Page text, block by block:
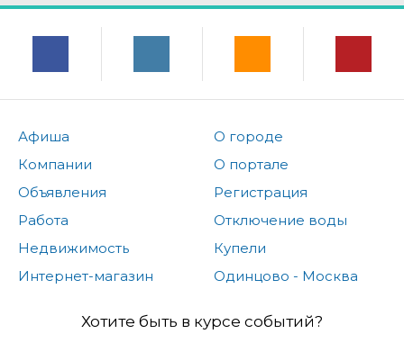
Афиша
Компании
Объявления
Работа
Недвижимость
Интернет-магазин
О городе
О портале
Регистрация
Отключение воды
Купели
Одинцово - Москва
Хотите быть в курсе событий?